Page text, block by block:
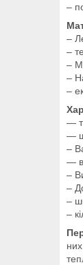
–
–
–
–
–
–
—
—
–
—
–
–
–
–